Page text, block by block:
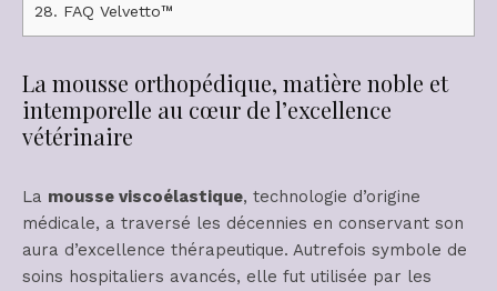
28. FAQ Velvetto™
La mousse orthopédique, matière noble et
intemporelle au cœur de l’excellence
vétérinaire
La mousse viscoélastique, technologie d’origine
médicale, a traversé les décennies en conservant son
aura d’excellence thérapeutique. Autrefois symbole de
soins hospitaliers avancés, elle fut utilisée par les